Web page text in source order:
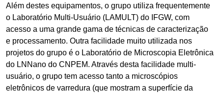
Além destes equipamentos, o grupo utiliza frequentemente
o Laboratório Multi-Usuário (LAMULT) do IFGW, com
acesso a uma grande gama de técnicas de caracterização
e processamento. Outra facilidade muito utilizada nos
projetos do grupo é o Laboratório de Microscopia Eletrônica
do LNNano do CNPEM. Através desta facilidade multi-
usuário, o grupo tem acesso tanto a microscópios
eletrônicos de varredura (que mostram a superfície da